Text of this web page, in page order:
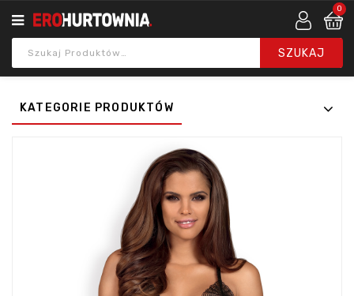
0
KATEGORIE PRODUKTÓW